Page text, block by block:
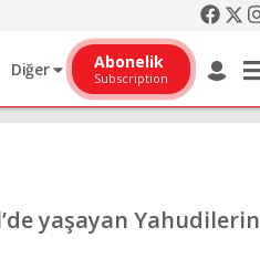
Diğer Abonelik
Subscription
yaşayan Yahudilerin